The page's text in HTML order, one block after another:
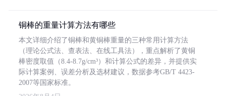
铜棒的重量计算方法有哪些
本文详细介绍了铜棒和黄铜棒重量的三种常用计算方法
（理论公式法、查表法、在线工具法），重点解析了黄铜
棒密度取值（8.4-8.7g/cm³）和计算公式的差异，并提供实
际计算案例、误差分析及选材建议，数据参考GB/T 4423-
2007等国家标准。